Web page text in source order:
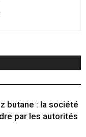
butane : la société
par les autorités